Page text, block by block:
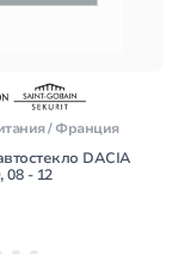
/ Франция
DACIA
08 - 12